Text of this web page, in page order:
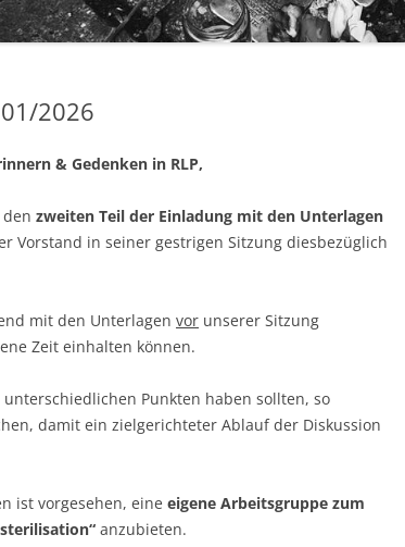
CAROLIN MANNS
SYNAGOGE BRUTTIG E.V.
FÖRDERVEREIN GEDENKSTÄTTE KZ
2026
& Gedenken in RLP,
zweiten Teil der Einladung mit den Unterlagen
Vorstand in seiner gestrigen Sitzung diesbezüglich
mit den Unterlagen vor unserer Sitzung
Zeit einhalten können.
Punkten haben sollten, so
damit ein zielgerichteter Ablauf der Diskussion
ist vorgesehen, eine eigene Arbeitsgruppe zum
anzubieten.